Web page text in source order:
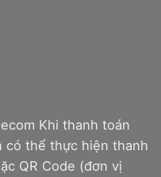
Khi thanh toán
có thể thực hiện thanh
QR Code (đơn vị